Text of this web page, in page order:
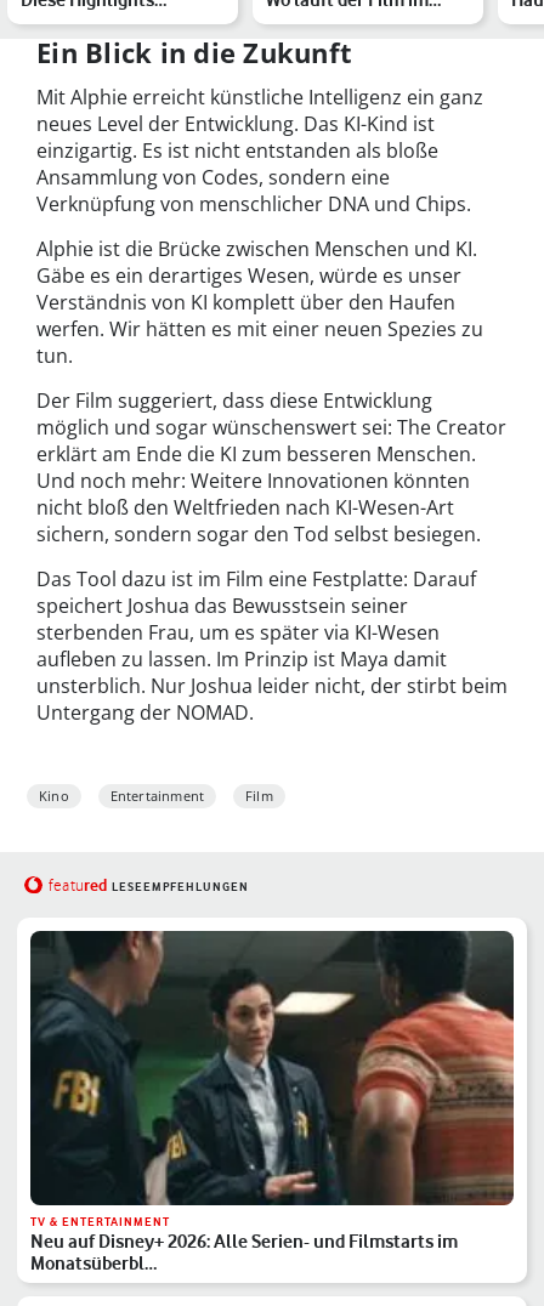
erwarten Dich
Heimkino?
Ein Blick in die Zukunft
Mit Alphie erreicht künstliche Intelligenz ein ganz
neues Level der Entwicklung. Das KI-Kind ist
einzigartig. Es ist nicht entstanden als bloße
Ansammlung von Codes, sondern eine
Verknüpfung von menschlicher DNA und Chips.
Alphie ist die Brücke zwischen Menschen und KI.
Gäbe es ein derartiges Wesen, würde es unser
Verständnis von KI komplett über den Haufen
werfen. Wir hätten es mit einer neuen Spezies zu
tun.
Der Film suggeriert, dass diese Entwicklung
möglich und sogar wünschenswert sei: The Creator
erklärt am Ende die KI zum besseren Menschen.
Und noch mehr: Weitere Innovationen könnten
nicht bloß den Weltfrieden nach KI-Wesen-Art
sichern, sondern sogar den Tod selbst besiegen.
Das Tool dazu ist im Film eine Festplatte: Darauf
speichert Joshua das Bewusstsein seiner
sterbenden Frau, um es später via KI-Wesen
aufleben zu lassen. Im Prinzip ist Maya damit
unsterblich. Nur Joshua leider nicht, der stirbt beim
Untergang der NOMAD.
Kino Entertainment Film
featured LESEEMPFEHLUNGEN
TV & ENTERTAINMENT
Neu auf Disney+ 2026: Alle Serien- und Filmstarts im
Monatsüberbl…